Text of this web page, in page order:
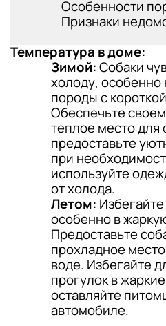
Особенности
Признаки
Температура в доме:
Зимой:Собаки
холоду, особенно
породы с
Обеспечьте
теплое место для
предоставьте
при
используйте
от холода.
Летом:
особенно в
Предоставьте
прохладное
воде. Избегайте
прогулок в
оставляйте
автомобиле.